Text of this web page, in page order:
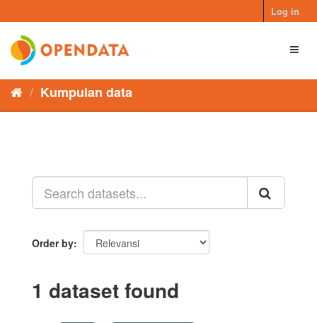
to
content
Log in
Kumpulan data
Order by
1 dataset found